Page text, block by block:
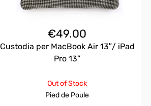
€49.00
Custodia per MacBook Air 13″/ iPad
Pro 13”
Out of Stock
Pied de Poule